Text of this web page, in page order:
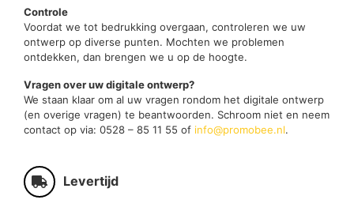
Controle
Voordat we tot bedrukking overgaan, controleren we uw
ontwerp op diverse punten. Mochten we problemen
ontdekken, dan brengen we u op de hoogte.
Vragen over uw digitale ontwerp?
We staan klaar om al uw vragen rondom het digitale ontwerp
(en overige vragen) te beantwoorden. Schroom niet en neem
contact op via: 0528 – 85 11 55 of info@promobee.nl.
Levertijd